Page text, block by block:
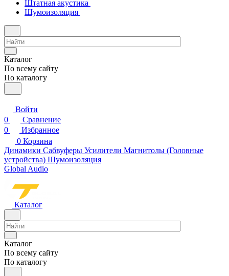
Штатная акустика
Шумоизоляция
Каталог
По всему сайту
По каталогу
Войти
0
Сравнение
0
Избранное
0 Корзина
Динамики Сабвуферы Усилители Магнитолы (Головные
устройства) Шумоизоляция
Global Audio
Каталог
Каталог
По всему сайту
По каталогу